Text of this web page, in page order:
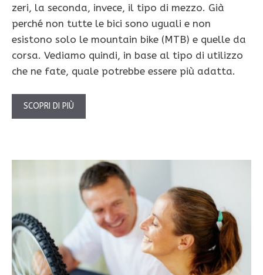
zeri, la seconda, invece, il tipo di mezzo. Già
perché non tutte le bici sono uguali e non
esistono solo le mountain bike (MTB) e quelle da
corsa. Vediamo quindi, in base al tipo di utilizzo
che ne fate, quale potrebbe essere più adatta.
SCOPRI DI PIÙ